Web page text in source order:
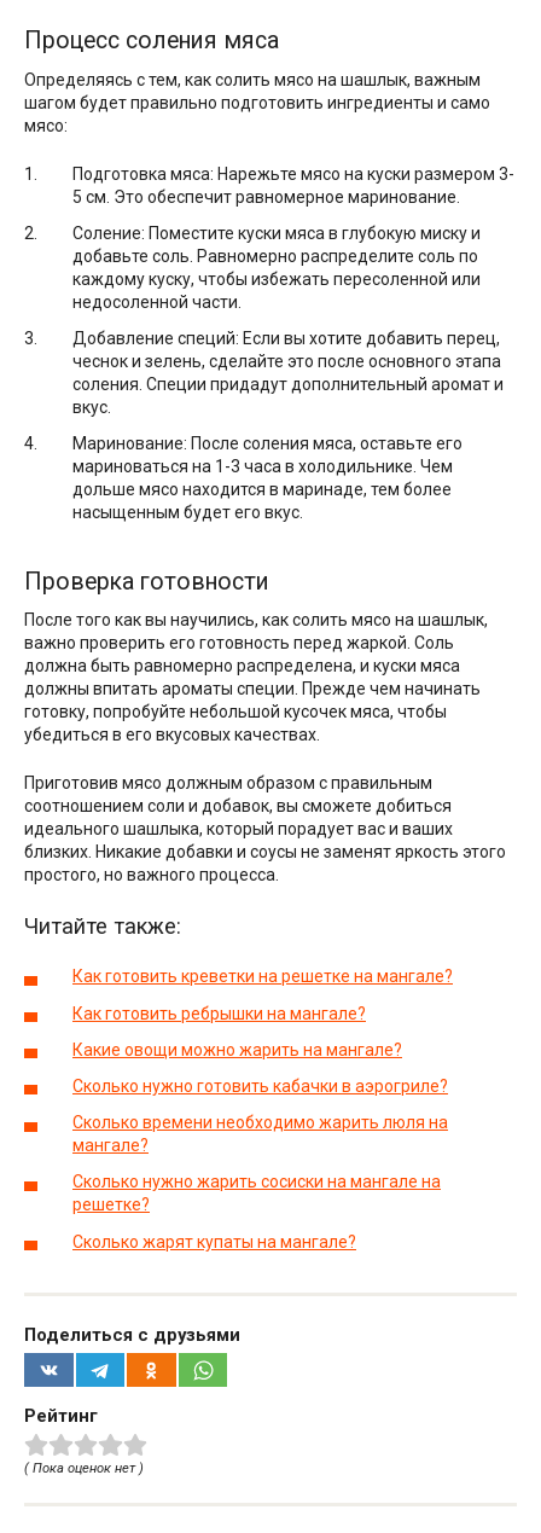
Процесс соления мяса
Определяясь с тем, как солить мясо на шашлык, важным
шагом будет правильно подготовить ингредиенты и само
мясо:
Подготовка мяса: Нарежьте мясо на куски размером 3-
5 см. Это обеспечит равномерное маринование.
Соление: Поместите куски мяса в глубокую миску и
добавьте соль. Равномерно распределите соль по
каждому куску, чтобы избежать пересоленной или
недосоленной части.
Добавление специй: Если вы хотите добавить перец,
чеснок и зелень, сделайте это после основного этапа
соления. Специи придадут дополнительный аромат и
вкус.
Маринование: После соления мяса, оставьте его
мариноваться на 1-3 часа в холодильнике. Чем
дольше мясо находится в маринаде, тем более
насыщенным будет его вкус.
Проверка готовности
После того как вы научились, как солить мясо на шашлык,
важно проверить его готовность перед жаркой. Соль
должна быть равномерно распределена, и куски мяса
должны впитать ароматы специи. Прежде чем начинать
готовку, попробуйте небольшой кусочек мяса, чтобы
убедиться в его вкусовых качествах.
Приготовив мясо должным образом с правильным
соотношением соли и добавок, вы сможете добиться
идеального шашлыка, который порадует вас и ваших
близких. Никакие добавки и соусы не заменят яркость этого
простого, но важного процесса.
Читайте также:
Как готовить креветки на решетке на мангале?
Как готовить ребрышки на мангале?
Какие овощи можно жарить на мангале?
Сколько нужно готовить кабачки в аэрогриле?
Сколько времени необходимо жарить люля на
мангале?
Сколько нужно жарить сосиски на мангале на
решетке?
Сколько жарят купаты на мангале?
Поделиться с друзьями
Рейтинг
( Пока оценок нет )